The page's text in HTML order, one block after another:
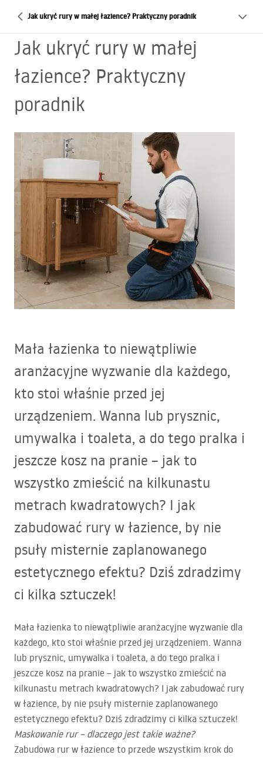
Jak ukryć rury w małej łazience? Praktyczny poradnik
Jak ukryć rury w małej
łazience? Praktyczny
poradnik
Mała łazienka to niewątpliwie
aranżacyjne wyzwanie dla każdego,
kto stoi właśnie przed jej
urządzeniem. Wanna lub prysznic,
umywalka i toaleta, a do tego pralka i
jeszcze kosz na pranie – jak to
wszystko zmieścić na kilkunastu
metrach kwadratowych? I jak
zabudować rury w łazience, by nie
psuły misternie zaplanowanego
estetycznego efektu? Dziś zdradzimy
ci kilka sztuczek!
Mała łazienka to niewątpliwie aranżacyjne wyzwanie dla
każdego, kto stoi właśnie przed jej urządzeniem. Wanna
lub prysznic, umywalka i toaleta, a do tego pralka i
jeszcze kosz na pranie – jak to wszystko zmieścić na
kilkunastu metrach kwadratowych? I jak zabudować rury
w łazience, by nie psuły misternie zaplanowanego
estetycznego efektu? Dziś zdradzimy ci kilka sztuczek!
Maskowanie rur – dlaczego jest takie ważne?
Zabudowa rur w łazience to przede wszystkim krok do